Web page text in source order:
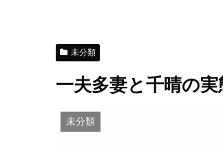
未分類
一夫多妻と千晴の
未分類